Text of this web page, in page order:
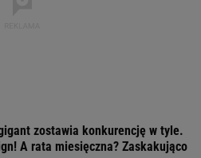
zostawia konkurencję w tyle.
A rata miesięczna? Zaskakująco